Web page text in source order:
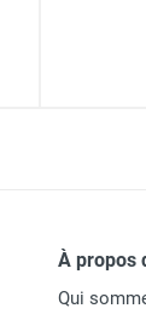
(ex:
À propos
Qui